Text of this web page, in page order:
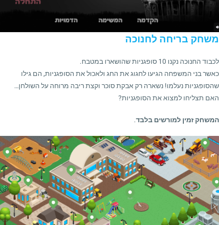
משחק בריחה לחנוכה
לכבוד החנוכה נקנו 10 סופגניות שהושארו במטבח.
כאשר בני המשפחה הגיעו לחגוג את החג ולאכול את הסופגניות, הם גילו
שהסופגניות נעלמו! נשארה רק אבקת סוכר וקצת ריבה מרוחה על השולחן…
האם תצליחו למצוא את הסופגניות?
המשחק זמין למורשים בלבד.